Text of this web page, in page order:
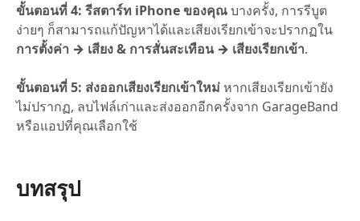
ขั้นตอนที่ 4: รีสตาร์ท iPhone ของคุณบางครั้ง, การรีบูต
ง่ายๆ ก็สามารถแก้ปัญหาได้และเสียงเรียกเข้าจะปรากฏใน
การตั้งค่า → เสียง & การสั่นสะเทือน → เสียงเรียกเข้า.
ขั้นตอนที่ 5: ส่งออกเสียงเรียกเข้าใหม่ หากเสียงเรียกเข้ายัง
ไม่ปรากฏ, ลบไฟล์เก่าและส่งออกอีกครั้งจาก GarageBand
หรือแอปที่คุณเลือกใช้
บทสรุป